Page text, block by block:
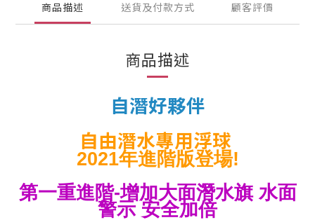
商品描述 送貨及付款方式 顧客評價
商品描述
自潛好夥伴
自由潛水專用浮球
2021年進階版登場!
第一重進階-增加大面潛水旗 水面
警示 安全加倍